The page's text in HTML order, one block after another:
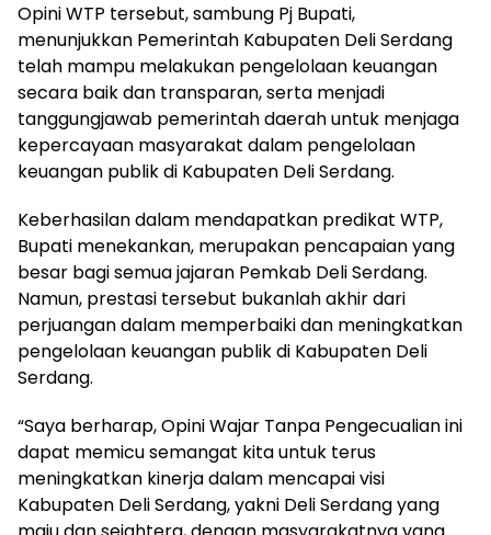
Opini WTP tersebut, sambung Pj Bupati,
menunjukkan Pemerintah Kabupaten Deli Serdang
telah mampu melakukan pengelolaan keuangan
secara baik dan transparan, serta menjadi
tanggungjawab pemerintah daerah untuk menjaga
kepercayaan masyarakat dalam pengelolaan
keuangan publik di Kabupaten Deli Serdang.
Keberhasilan dalam mendapatkan predikat WTP,
Bupati menekankan, merupakan pencapaian yang
besar bagi semua jajaran Pemkab Deli Serdang.
Namun, prestasi tersebut bukanlah akhir dari
perjuangan dalam memperbaiki dan meningkatkan
pengelolaan keuangan publik di Kabupaten Deli
Serdang.
“Saya berharap, Opini Wajar Tanpa Pengecualian ini
dapat memicu semangat kita untuk terus
meningkatkan kinerja dalam mencapai visi
Kabupaten Deli Serdang, yakni Deli Serdang yang